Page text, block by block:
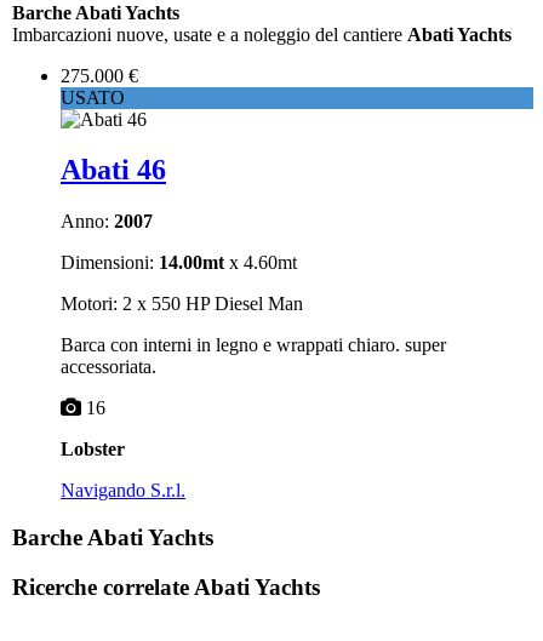
Barche Abati Yachts
Imbarcazioni nuove, usate e a noleggio del cantiere Abati Yachts
275.000 €
USATO
Abati 46
Anno: 2007
Dimensioni: 14.00mt x 4.60mt
Motori: 2 x 550 HP Diesel Man
Barca con interni in legno e wrappati chiaro. super
accessoriata.
16
Lobster
Navigando S.r.l.
Barche Abati Yachts
Ricerche correlate Abati Yachts